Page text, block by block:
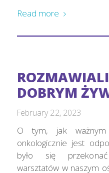
Read more
DOBRYM
February 22, 2023
O tym, jak
onkologicznie jest
było się
warsztatów w naszym